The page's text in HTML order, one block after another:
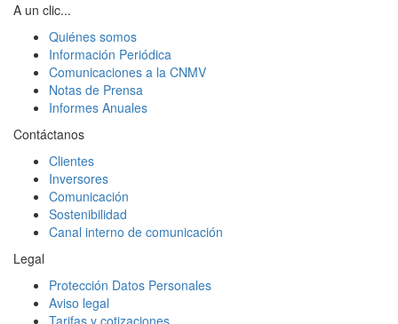
A un clic...
Quiénes somos
Información Periódica
Comunicaciones a la CNMV
Notas de Prensa
Informes Anuales
Contáctanos
Clientes
Inversores
Comunicación
Sostenibilidad
Canal interno de comunicación
Legal
Protección Datos Personales
Aviso legal